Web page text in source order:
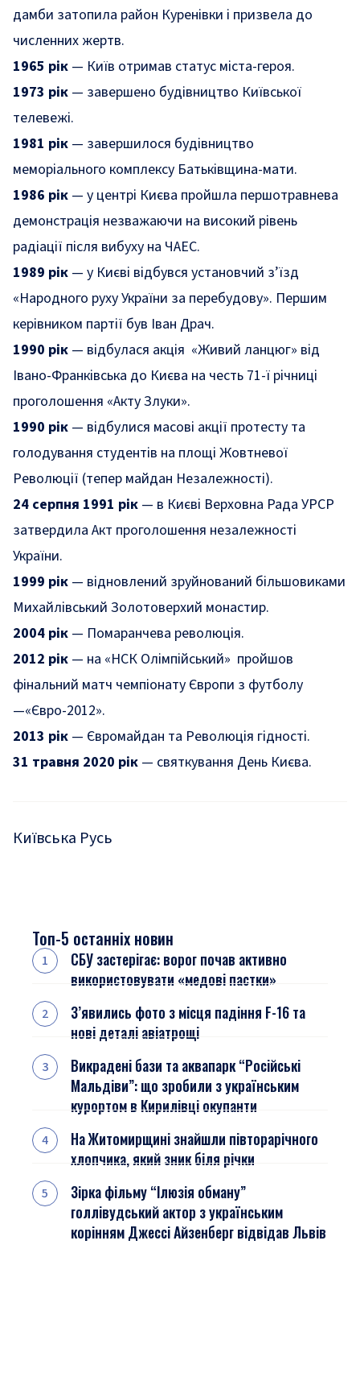
дамби затопила район Куренівки і призвела до
численних жертв.
1965 рік — Київ отримав статус міста-героя.
1973 рік — завершено будівництво Київської
телевежі.
1981 рік — завершилося будівництво
меморіального комплексу Батьківщина-мати.
1986 рік — у центрі Києва пройшла першотравнева
демонстрація незважаючи на високий рівень
радіації після вибуху на ЧАЕС.
1989 рік — у Києві відбувся установчий з’їзд
«Народного руху України за перебудову». Першим
керівником партії був Іван Драч.
1990 рік — відбулася акція «Живий ланцюг» від
Івано-Франківська до Києва на честь 71-ї річниці
проголошення «Акту Злуки».
1990 рік — відбулися масові акції протесту та
голодування студентів на площі Жовтневої
Революції (тепер майдан Незалежності).
24 серпня 1991 рік — в Києві Верховна Рада УРСР
затвердила Акт проголошення незалежності
України.
1999 рік — відновлений зруйнований більшовиками
Михайлівський Золотоверхий монастир.
2004 рік — Помаранчева революція.
2012 рік — на «НСК Олімпійський» пройшов
фінальний матч чемпіонату Європи з футболу
—«Євро-2012».
2013 рік — Євромайдан та Революція гідності.
31 травня 2020 рік — святкування День Києва.
Київська Русь
Топ-5 останніх новин
СБУ застерігає: ворог почав активно
використовувати «медові пастки»
З’явились фото з місця падіння F-16 та
нові деталі авіатрощі
Викрадені бази та аквапарк “Російські
Мальдіви”: що зробили з українським
курортом в Кирилівці окупанти
На Житомирщині знайшли півторарічного
хлопчика, який зник біля річки
Зірка фільму “Ілюзія обману”
голлівудський актор з українським
корінням Джессі Айзенберг відвідав Львів